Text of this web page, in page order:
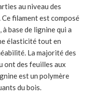
au niveau des
Ce filament est composé
base de lignine qui a
élasticité tout en
La majorité des
ont des feuilles aux
est un polymère
du bois.